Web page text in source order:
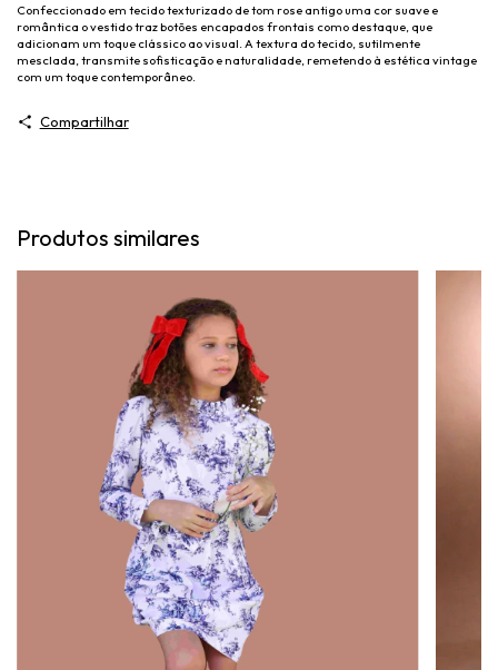
Confeccionado em tecido texturizado de tom rose antigo uma cor suave e
romântica o vestido traz botões encapados frontais como destaque, que
adicionam um toque clássico ao visual. A textura do tecido, sutilmente
mesclada, transmite sofisticação e naturalidade, remetendo à estética vintage
com um toque contemporâneo.
Compartilhar
Produtos similares